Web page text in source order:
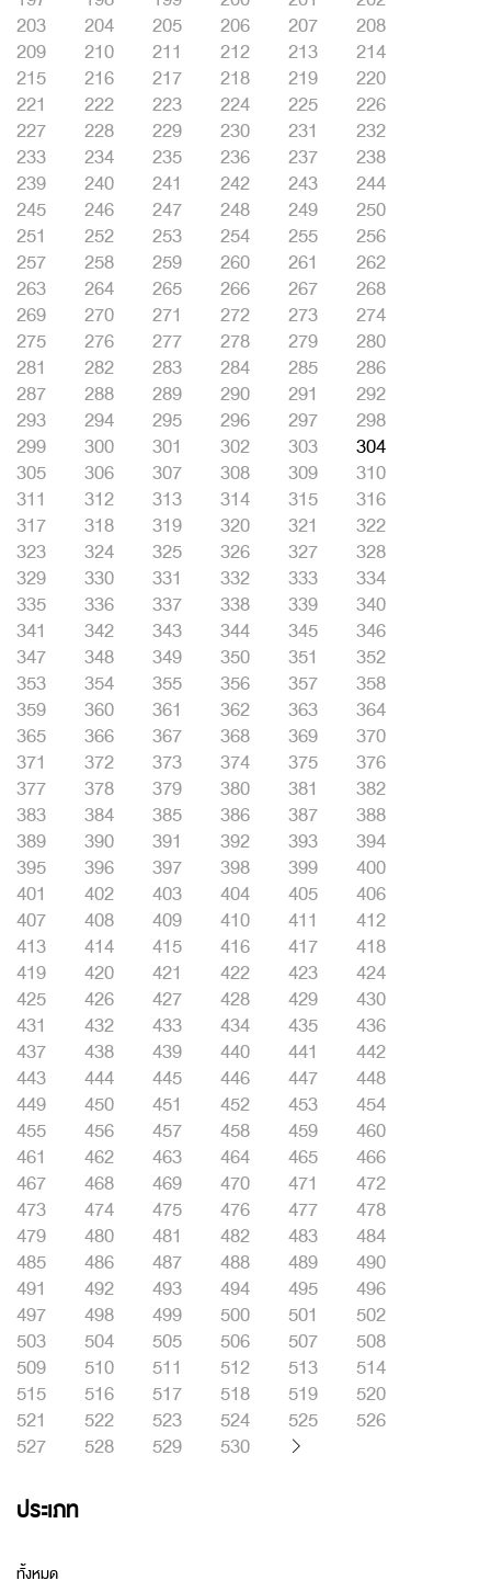
203
204 205 206 207
208
209
210 211 212 213
214
215
216 217 218 219
220
221
222 223 224 225
226
227
228 229 230 231
232
233
234 235 236 237
238
239
240 241 242 243
244
245
246 247 248 249
250
251
252 253 254 255
256
257
258 259 260 261
262
263
264 265 266 267
268
269
270 271 272 273
274
275
276 277 278 279
280
281
282 283 284 285
286
287
288 289 290 291
292
293
294 295 296 297
298
299
300 301 302 303
304
305
306 307 308 309
310
311
312 313 314 315
316
317
318 319 320 321
322
323
324 325 326 327
328
329
330 331 332 333
334
335
336 337 338 339
340
341
342 343 344 345
346
347
348 349 350 351
352
353
354 355 356 357
358
359
360 361 362 363
364
365
366 367 368 369
370
371
372 373 374 375
376
377
378 379 380 381
382
383
384 385 386 387
388
389
390 391 392 393
394
395
396 397 398 399
400
401
402 403 404 405
406
407
408 409 410 411
412
413
414 415 416 417
418
419
420 421 422 423
424
425
426 427 428 429
430
431
432 433 434 435
436
437
438 439 440 441
442
443
444 445 446 447
448
449
450 451 452 453
454
455
456 457 458 459
460
461
462 463 464 465
466
467
468 469 470 471
472
473
474 475 476 477
478
479
480 481 482 483
484
485
486 487 488 489
490
491
492 493 494 495
496
497
498 499 500 501
502
503
504 505 506 507
508
509
510 511 512 513
514
515
516 517 518 519
520
521
522 523 524 525
526
527
528 529 530
ประเภท
ทั้งหมด